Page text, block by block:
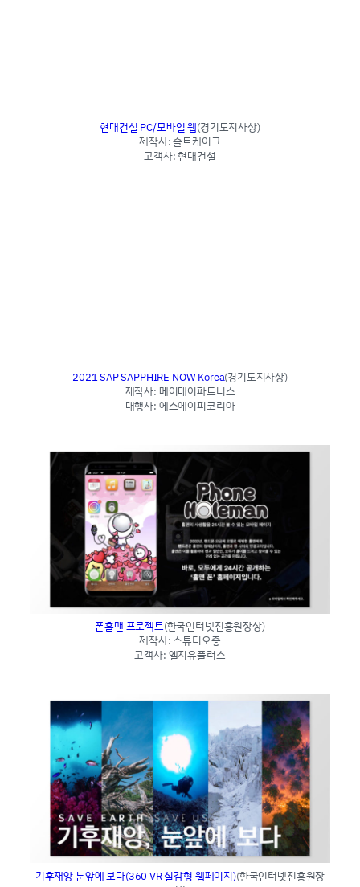
현대건설 PC/모바일 웹(경기도지사상)
제작사: 솔트케이크
고객사: 현대건설
2021 SAP SAPPHIRE NOW Korea(경기도지사상)
제작사: 메이데이파트너스
대행사: 에스에이피코리아
폰홀맨 프로젝트(한국인터넷진흥원장상)
제작사: 스튜디오좋
고객사: 엘지유플러스
기후재앙 눈앞에 보다(360 VR 실감형 웹페이지)(한국인터넷진흥원장